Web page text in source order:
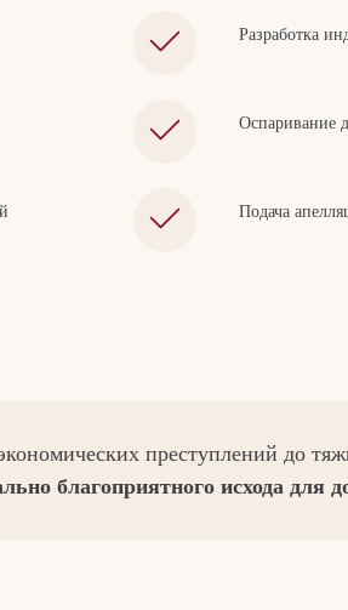
Разработка
Оспаривание
Подача
преступлений до
благоприятного исхода для